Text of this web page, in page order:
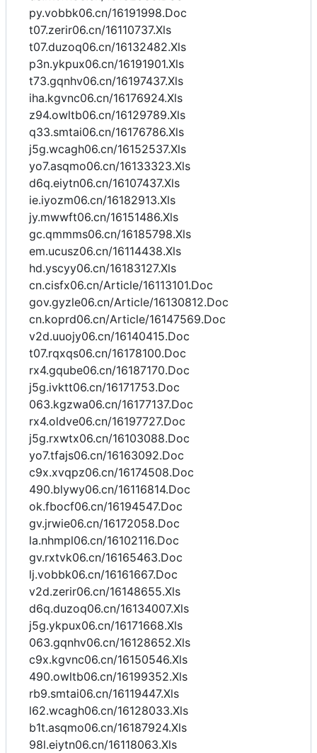
py.vobbk06.cn/16191998.Doc
t07.zerir06.cn/16110737.Xls
t07.duzoq06.cn/16132482.Xls
p3n.ykpux06.cn/16191901.Xls
t73.gqnhv06.cn/16197437.Xls
iha.kgvnc06.cn/16176924.Xls
z94.owltb06.cn/16129789.Xls
q33.smtai06.cn/16176786.Xls
j5g.wcagh06.cn/16152537.Xls
yo7.asqmo06.cn/16133323.Xls
d6q.eiytn06.cn/16107437.Xls
ie.iyozm06.cn/16182913.Xls
jy.mwwft06.cn/16151486.Xls
gc.qmmms06.cn/16185798.Xls
em.ucusz06.cn/16114438.Xls
hd.yscyy06.cn/16183127.Xls
cn.cisfx06.cn/Article/16113101.Doc
gov.gyzle06.cn/Article/16130812.Doc
cn.koprd06.cn/Article/16147569.Doc
v2d.uuojy06.cn/16140415.Doc
t07.rqxqs06.cn/16178100.Doc
rx4.gqube06.cn/16187170.Doc
j5g.ivktt06.cn/16171753.Doc
063.kgzwa06.cn/16177137.Doc
rx4.oldve06.cn/16197727.Doc
j5g.rxwtx06.cn/16103088.Doc
yo7.tfajs06.cn/16163092.Doc
c9x.xvqpz06.cn/16174508.Doc
490.blywy06.cn/16116814.Doc
ok.fbocf06.cn/16194547.Doc
gv.jrwie06.cn/16172058.Doc
la.nhmpl06.cn/16102116.Doc
gv.rxtvk06.cn/16165463.Doc
lj.vobbk06.cn/16161667.Doc
v2d.zerir06.cn/16148655.Xls
d6q.duzoq06.cn/16134007.Xls
j5g.ykpux06.cn/16171668.Xls
063.gqnhv06.cn/16128652.Xls
c9x.kgvnc06.cn/16150546.Xls
490.owltb06.cn/16199352.Xls
rb9.smtai06.cn/16119447.Xls
l62.wcagh06.cn/16128033.Xls
b1t.asqmo06.cn/16187924.Xls
98l.eiytn06.cn/16118063.Xls